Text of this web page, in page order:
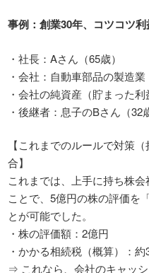
事例：創業30年、コツコツ
・社長：Aさん（65歳）
・会社：自動車部品の製造業
・会社の純資産（貯まった
・後継者：息子のBさん（32
【これまでのルールで対策
合】
これまでは、上手に持ち株
ことで、5億円の株の評価を
とが可能でした。
・株の評価額：2億円
・かかる相続税（概算）：約
⇒ これなら、会社のキャッ